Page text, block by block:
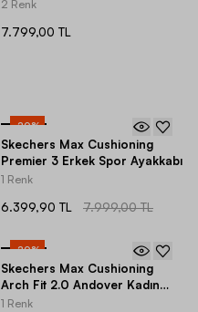
2 Renk
7.799,00 TL
-20%
Skechers Max Cushioning
Premier 3 Erkek Spor Ayakkabı
1 Renk
6.399,90 TL 7.999,00 TL
-20%
Skechers Max Cushioning
Arch Fit 2.0 Andover Kadın
Spor Ayakkabı
1 Renk